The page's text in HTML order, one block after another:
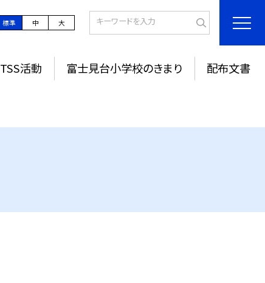
標準 中 大
TSS活動 富士見台小学校のきまり 配布文書